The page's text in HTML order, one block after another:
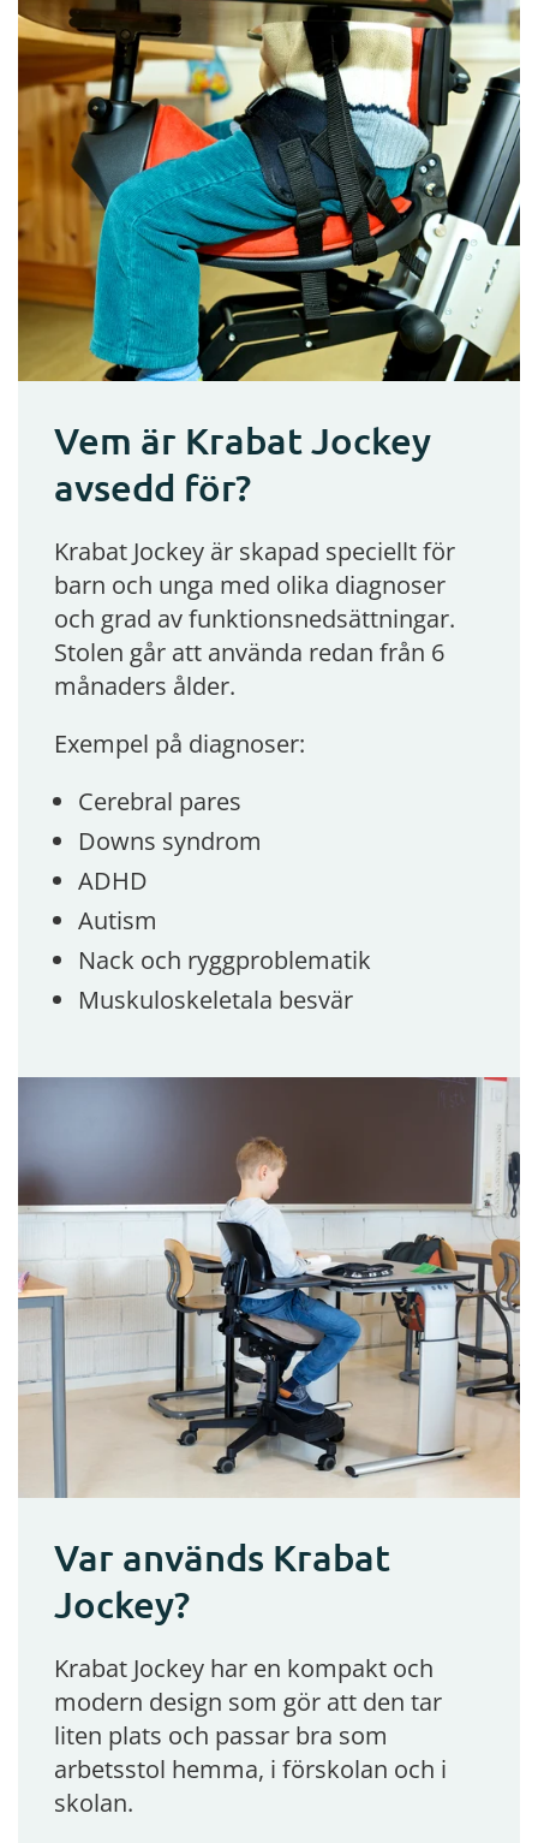
Vem är Krabat Jockey
avsedd för?
Krabat Jockey är skapad speciellt för
barn och unga med olika diagnoser
och grad av funktionsnedsättningar.
Stolen går att använda redan från 6
månaders ålder.
Exempel på diagnoser:
Cerebral pares
Downs syndrom
ADHD
Autism
Nack och ryggproblematik
Muskuloskeletala besvär
Var används Krabat
Jockey?
Krabat Jockey har en kompakt och
modern design som gör att den tar
liten plats och passar bra som
arbetsstol hemma, i förskolan och i
skolan.